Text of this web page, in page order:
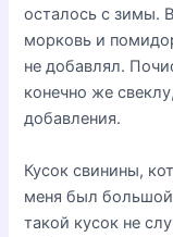
осталось с зимы.
морковь и
не добавлял.
конечно же
добавления.
Кусок свинины,
меня был
такой кусок не